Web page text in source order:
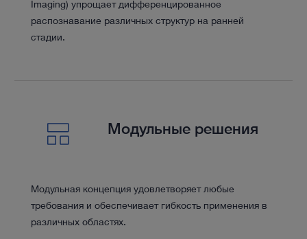
Imaging) упрощает дифференцированное
распознавание различных структур на ранней
стадии.
Модульные решения
Модульная концепция удовлетворяет любые
требования и обеспечивает гибкость применения в
различных областях.